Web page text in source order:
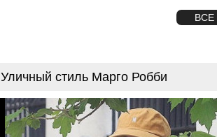
ВСЕ
Уличный стиль Марго Робби